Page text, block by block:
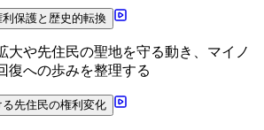
保護と歴史的転換
大や先住民の聖地を守る動き、マイノ
復への歩みを整理する
先住民の権利変化